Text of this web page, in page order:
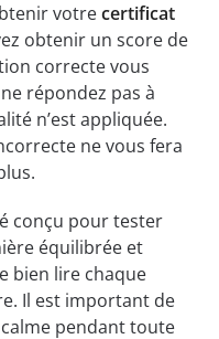
votrecertificat
obtenir un score de
correcte vous
répondez pas à
n’est appliquée.
ne vous fera
conçu pour tester
équilibrée et
bien lire chaque
Il est important de
pendant toute